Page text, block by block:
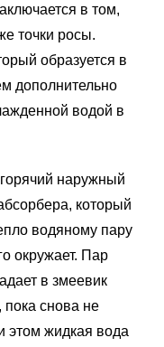
в том,
точки росы.
образуется в
дополнительно
водой в
наружный
который
водяному пару
окружает. Пар
в змеевик
пока снова не
этом жидкая вода